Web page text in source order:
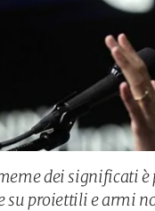
dei significati è
su proiettili e armi